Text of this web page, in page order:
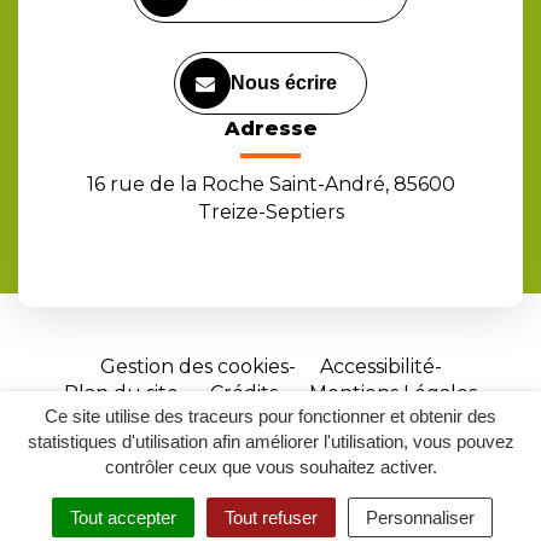
Ce site utilise des traceurs pour fonctionner et obtenir des
statistiques d'utilisation afin améliorer l'utilisation, vous pouvez
contrôler ceux que vous souhaitez activer.
Tout accepter Tout refuser Personnaliser
RECHERCHER
ACCESSIBILITÉ
Nous écrire
Adresse
16 rue de la Roche Saint-André, 85600
Treize-Septiers
Gestion des cookies
Accessibilité
Plan du site
Crédits
Mentions Légales
Site
réalisé
par
Inovagora